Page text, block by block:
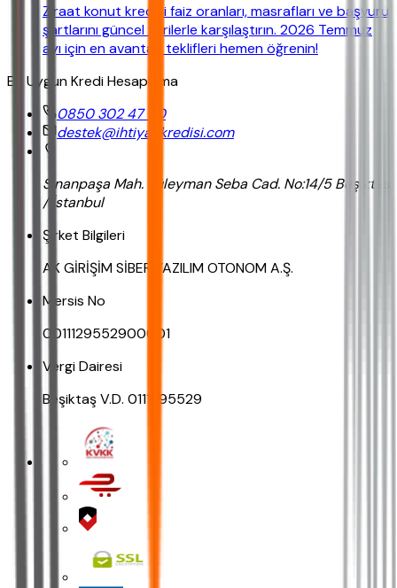
Ziraat konut kredisi faiz oranları, masrafları ve başvuru
şartlarını güncel verilerle karşılaştırın. 2026 Temmuz
ayı için en avantajlı teklifleri hemen öğrenin!
En Uygun Kredi Hesaplama
0850 302 47 90
destek@ihtiyackredisi.com
Sinanpaşa Mah. Süleyman Seba Cad. No:14/5 Beşiktaş
/ İstanbul
Şirket Bilgileri
AK GİRİŞİM SİBER YAZILIM OTONOM A.Ş.
Mersis No
0011129552900001
Vergi Dairesi
Beşiktaş V.D. 0111295529